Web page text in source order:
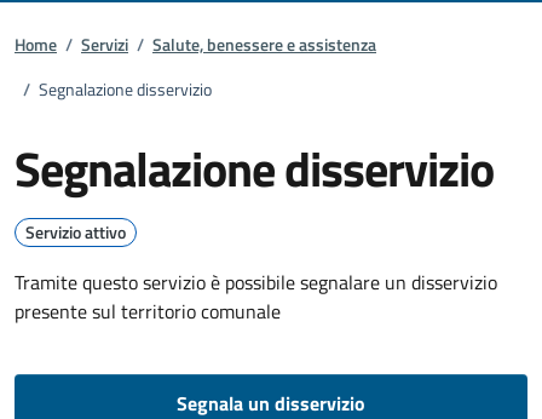
Home / Servizi / Salute, benessere e assistenza
/ Segnalazione disservizio
Segnalazione disservizio
Servizio attivo
Tramite questo servizio è possibile segnalare un disservizio
presente sul territorio comunale
Segnala un disservizio